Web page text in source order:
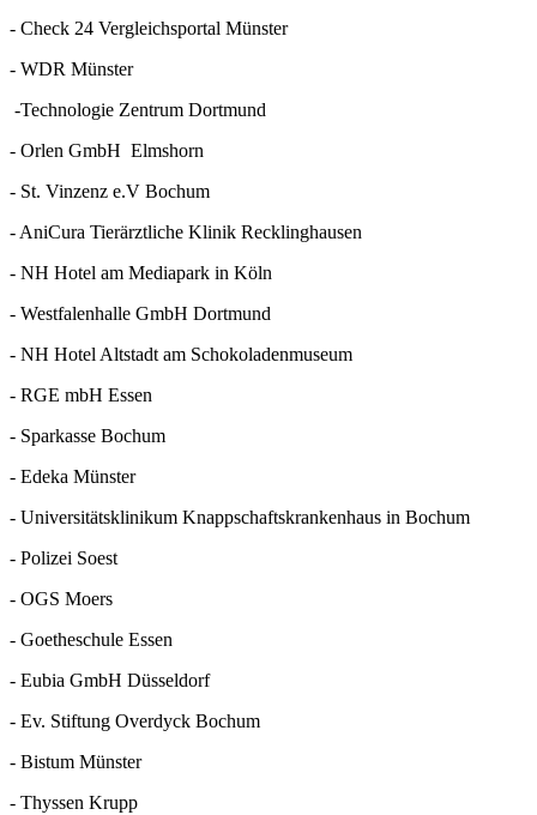
- Check 24 Vergleichsportal Münster
- WDR Münster
-Technologie Zentrum Dortmund
- Orlen GmbH Elmshorn
- St. Vinzenz e.V Bochum
- AniCura Tierärztliche Klinik Recklinghausen
- NH Hotel am Mediapark in Köln
- Westfalenhalle GmbH Dortmund
- NH Hotel Altstadt am Schokoladenmuseum
- RGE mbH Essen
- Sparkasse Bochum
- Edeka Münster
- Universitätsklinikum Knappschaftskrankenhaus in Bochum
- Polizei Soest
- OGS Moers
- Goetheschule Essen
- Eubia GmbH Düsseldorf
- Ev. Stiftung Overdyck Bochum
- Bistum Münster
- Thyssen Krupp